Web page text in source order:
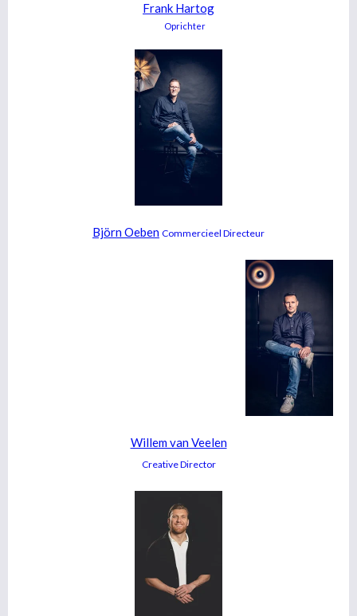
Frank Hartog
Oprichter
Björn Oeben Commercieel Directeur
Willem van Veelen
Creative Director